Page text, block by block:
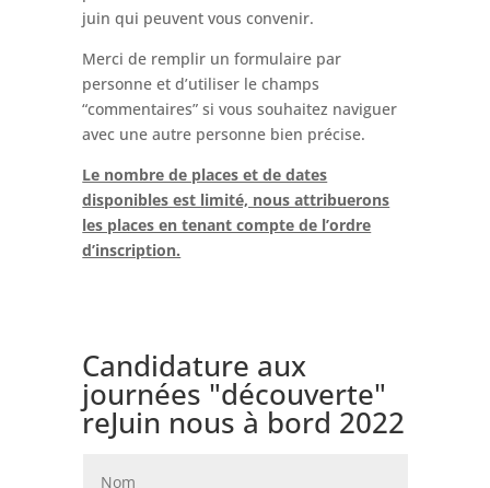
juin qui peuvent vous convenir.
Merci de remplir un formulaire par
personne et d’utiliser le champs
“commentaires” si vous souhaitez naviguer
avec une autre personne bien précise.
Le nombre de places et de dates
disponibles est limité, nous attribuerons
les places en tenant compte de l’ordre
d’inscription.
Candidature aux
journées "découverte"
reJuin nous à bord 2022